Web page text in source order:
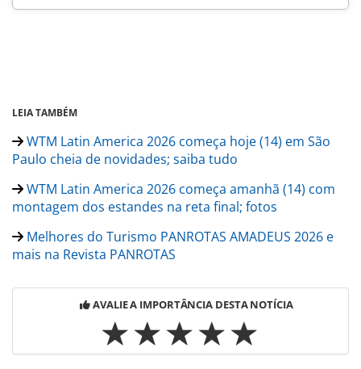
LEIA TAMBÉM
WTM Latin America 2026 começa hoje (14) em São
Paulo cheia de novidades; saiba tudo
WTM Latin America 2026 começa amanhã (14) com
montagem dos estandes na reta final; fotos
Melhores do Turismo PANROTAS AMADEUS 2026 e
mais na Revista PANROTAS
AVALIE A IMPORTÂNCIA DESTA NOTÍCIA